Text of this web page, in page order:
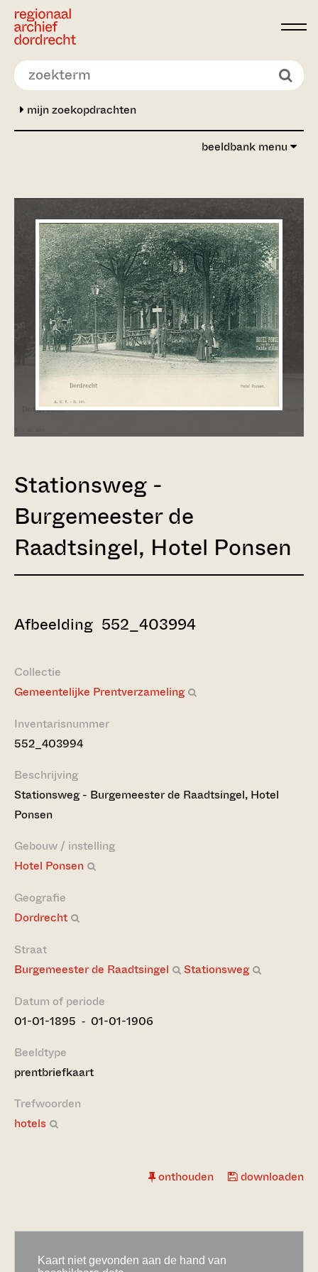
Ga direct naar de inhoud
mijn zoekopdrachten
beeldbank menu
Stationsweg -
Burgemeester de
Raadtsingel, Hotel Ponsen
Afbeelding 552_403994
Collectie
Gemeentelijke Prentverzameling
Inventarisnummer
552_403994
Beschrijving
Stationsweg - Burgemeester de Raadtsingel, Hotel
Ponsen
Gebouw / instelling
Hotel Ponsen
Geografie
Dordrecht
Straat
Burgemeester de Raadtsingel
Stationsweg
Datum of periode
01-01-1895 ‐ 01-01-1906
Beeldtype
prentbriefkaart
Trefwoorden
hotels
onthouden downloaden